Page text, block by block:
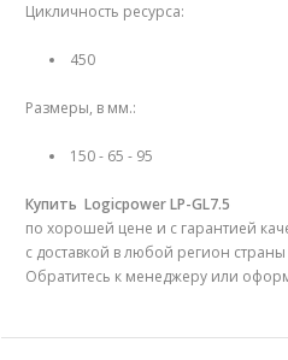
Цикличность ресурса:
450
Размеры, в мм.:
150 - 65 - 95
Купить Logicpower LP-GL7.5
по хорошей цене и с гарантией
с доставкой в любой регион
Обратитесь к менеджеру или